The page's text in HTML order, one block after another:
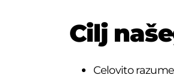
Cilj
Celovito